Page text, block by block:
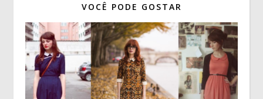
VOCÊ PODE GOSTAR